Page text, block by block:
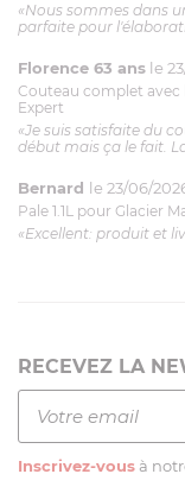
«Nous sommes dans
parfaite pour
Florence 63 ans le
Couteau complet
Expert
«Je suis satisfaite du
début mais ça le fait.
Bernard le 23/06/
Pale 1.1L pour Glacier
«Excellent: produit et
RECEVEZ LA
Inscrivez-vous à